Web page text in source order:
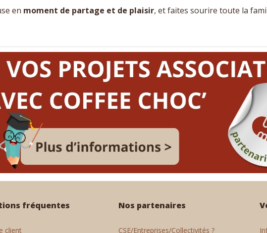
en moment de partage et de plaisir, et faites sourire toute la
fréquentes
client
Nos partenaires
CSE/Entreprises/Collectivités ?